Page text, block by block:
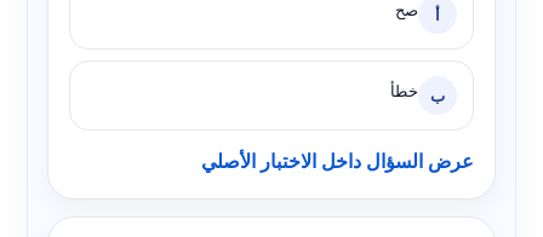
أ صح
ب خطأ
عرض السؤال داخل الاختبار الأصلي